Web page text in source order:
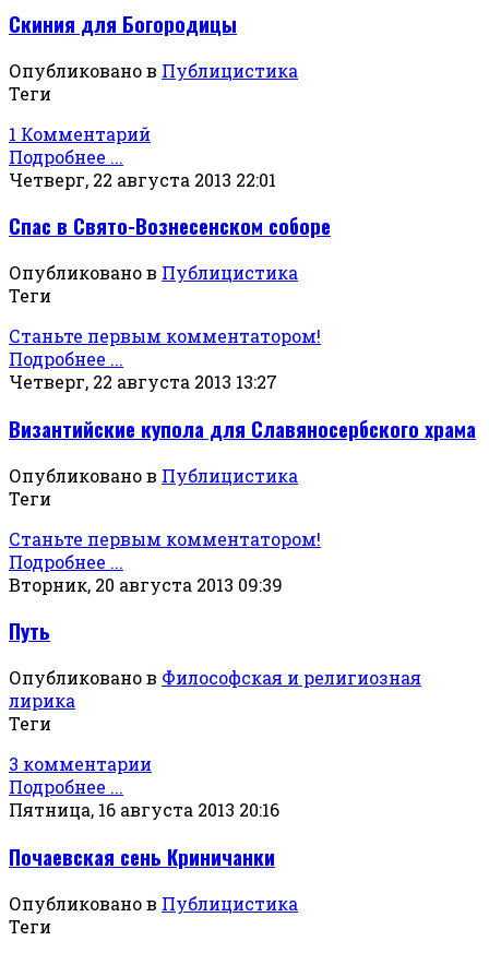
Скиния для Богородицы
Опубликовано в Публицистика
Теги
1 Комментарий
Подробнее ...
Четверг, 22 августа 2013 22:01
Спас в Свято-Вознесенском соборе
Опубликовано в Публицистика
Теги
Станьте первым комментатором!
Подробнее ...
Четверг, 22 августа 2013 13:27
Византийские купола для Славяносербского храма
Опубликовано в Публицистика
Теги
Станьте первым комментатором!
Подробнее ...
Вторник, 20 августа 2013 09:39
Путь
Опубликовано в Философская и религиозная
лирика
Теги
3 комментарии
Подробнее ...
Пятница, 16 августа 2013 20:16
Почаевская сень Криничанки
Опубликовано в Публицистика
Теги